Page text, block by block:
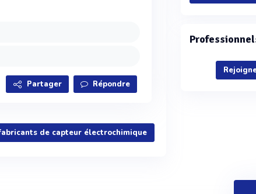
Partager Répondre
de capteur électrochimique